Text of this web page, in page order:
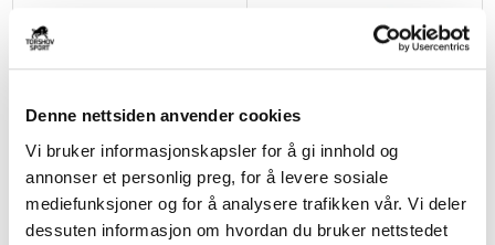
Denne nettsiden anvender cookies
Vi bruker informasjonskapsler for å gi innhold og
annonser et personlig preg, for å levere sosiale
mediefunksjoner og for å analysere trafikken vår. Vi deler
dessuten informasjon om hvordan du bruker nettstedet
ADIDAS
Ligra 8 Hallsko Dame Hvit/Sort
kr 799
Ligra 8 Hallsko Barn Hvit/Sort
kr 649